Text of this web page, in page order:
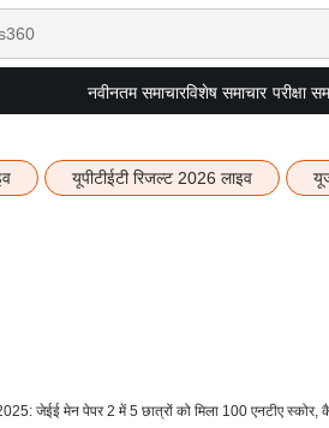
नवीनतम समाचारविशेष समाचार परीक्षा
यूपीटीईटी रिजल्ट 2026 लाइव
जेईई मेन पेपर 2 में 5 छात्रों को मिला 100 एनटीए स्कोर,